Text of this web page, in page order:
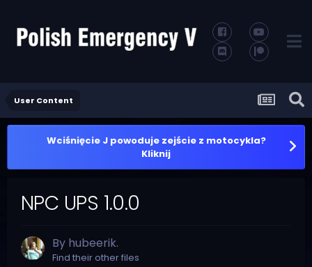
User Content
Wciśnięcie J powoduje zejście z motocykla?
Kliknij
NPC UPS 1.0.0
By hubeerik.
Find their other files